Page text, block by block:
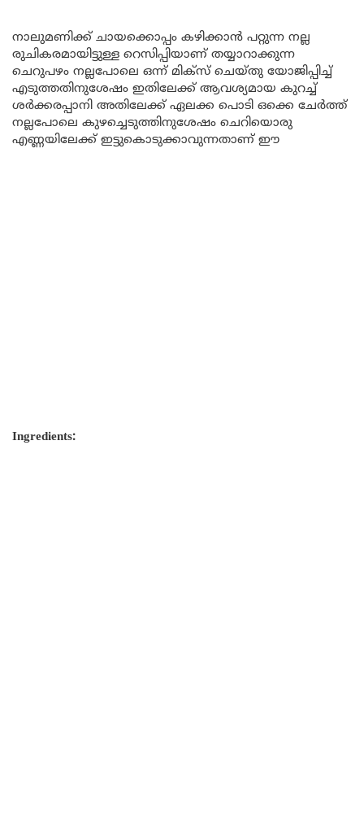
നാലുമണിക്ക് ചായക്കൊപ്പം കഴിക്കാൻ പറ്റുന്ന നല്ല
രുചികരമായിട്ടുള്ള റെസിപ്പിയാണ് തയ്യാറാക്കുന്ന
ചെറുപഴം നല്ലപോലെ ഒന്ന് മിക്സ് ചെയ്തു യോജിപ്പിച്ച്
എടുത്തതിനുശേഷം ഇതിലേക്ക് ആവശ്യമായ കുറച്ച്
ശർക്കരപ്പാനി അതിലേക്ക് ഏലക്ക പൊടി ഒക്കെ ചേർത്ത്
നല്ലപോലെ കുഴച്ചെടുത്തിനുശേഷം ചെറിയൊരു
എണ്ണയിലേക്ക് ഇട്ടുകൊടുക്കാവുന്നതാണ് ഈ
Ingredients: